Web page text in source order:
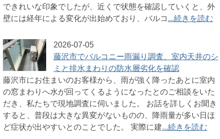
できれいな印象でしたが、近くで状態を確認していくと、外
壁には経年による変化が出始めており、バルコ ...続きを読む
2026-07-05
藤沢市でバルコニー雨漏り調査、室内天井のシ
ミと排水まわりの防水層劣化を確認
藤沢市にお住まいのお客様から、雨が強く降ったあとに室内
の窓まわりへ水が回ってくるようになったとのご相談をいた
だき、私たちで現地調査に伺いました。 お話を詳しくお聞き
すると、普段は大きな異変がないものの、降雨量が多い日ほ
ど症状が出やすいとのことでした。 実際に建...続きを読む